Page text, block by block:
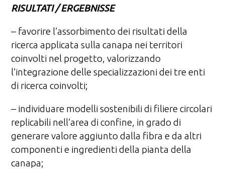
RISULTATI / ERGEBNISSE
– favorire l’assorbimento dei risultati della
ricerca applicata sulla canapa nei territori
coinvolti nel progetto, valorizzando
l’integrazione delle specializzazioni dei tre enti
di ricerca coinvolti;
– individuare modelli sostenibili di filiere circolari
replicabili nell’area di confine, in grado di
generare valore aggiunto dalla fibra e da altri
componenti e ingredienti della pianta della
canapa;